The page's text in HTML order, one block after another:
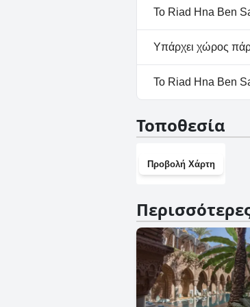
Όχι, το Riad Hna
Το Riad Hna Ben
Όχι, το Riad Hna
Υπάρχει χώρος
Όχι, δεν
Το Riad Hna Ben
Τοποθεσία
Προβολή Χάρτη